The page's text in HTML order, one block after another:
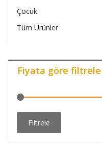
Çocuk
Tüm Ürünler
Fiyata göre filtrele
Filtrele